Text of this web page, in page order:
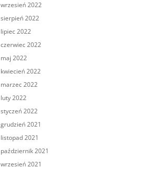
wrzesień 2022
sierpień 2022
lipiec 2022
czerwiec 2022
maj 2022
kwiecień 2022
marzec 2022
luty 2022
styczeń 2022
grudzień 2021
listopad 2021
październik 2021
wrzesień 2021